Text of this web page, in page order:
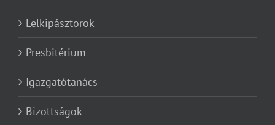
Lelkipásztorok
Presbitérium
Igazgatótanács
Bizottságok